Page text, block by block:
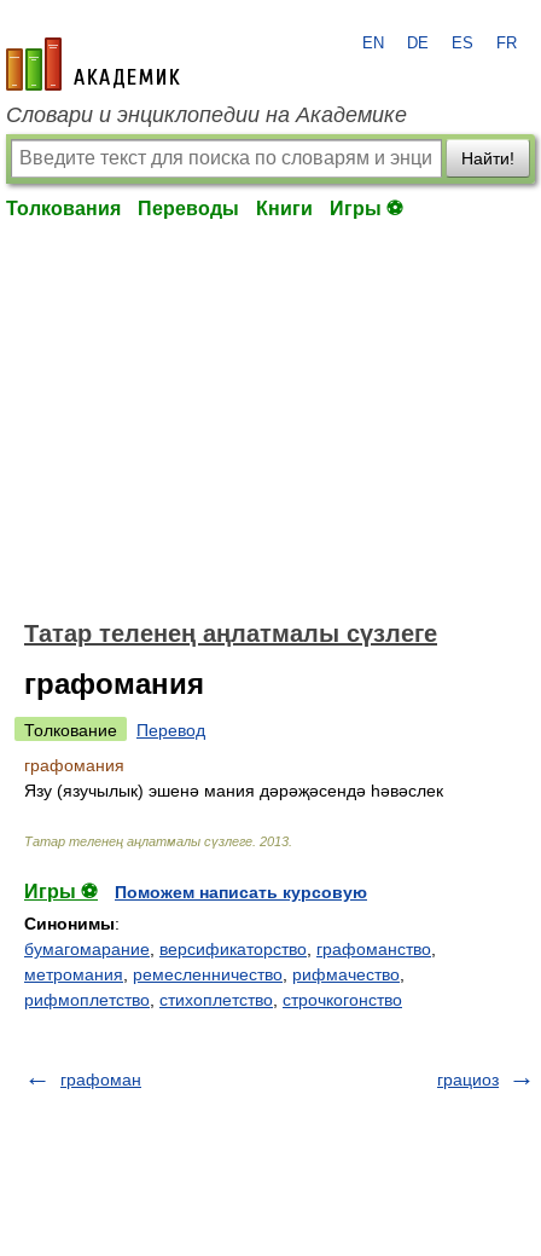
academic.ru
EN DE ES FR
Словари и энциклопедии на Академике
Найти!
Толкования Переводы Книги Игры ⚽
Татар теленең аңлатмалы сүзлеге
графомания
Толкование
Перевод
графомания
Язу (язучылык) эшенә мания дәрәҗәсендә һәвәслек
Татар теленең аңлатмалы сүзлеге 2013
Игры ⚽
Поможем написать курсовую
Синонимы:
бумагомарание версификаторство графоманство
метромания
ремесленничество рифмачество
рифмоплетство стихоплетство строчкогонство
графоман грациоз